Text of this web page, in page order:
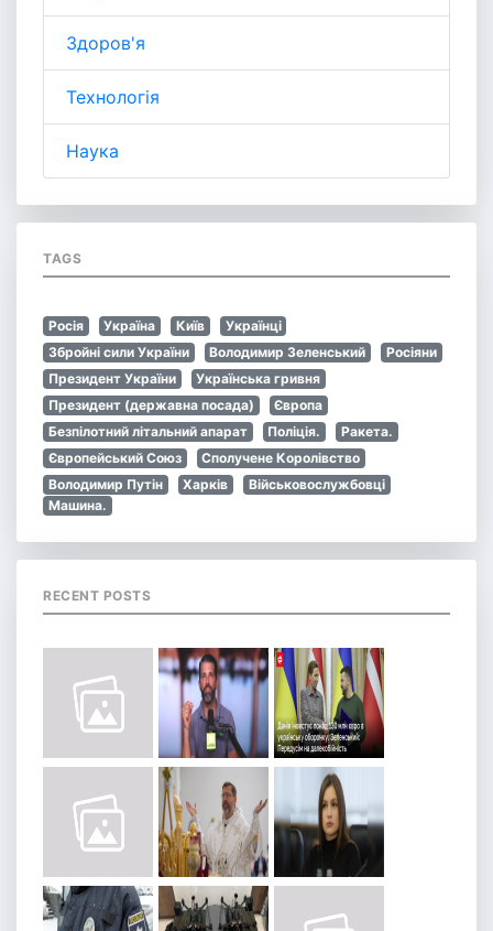
Здоров'я
Технологія
Наука
TAGS
Росія Україна Київ
Українці
Збройні сили України
Володимир Зеленський
Росіяни
Президент України
Українська гривня
Президент (державна посада)
Європа
Безпілотний літальний апарат
Поліція.
Ракета.
Європейський Союз
Сполучене Королівство
Володимир Путін
Харків
Військовослужбовці
Машина.
RECENT POSTS